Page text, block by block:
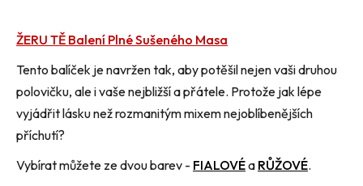
ŽERU TĚ Balení Plné Sušeného Masa
Tento balíček je navržen tak, aby potěšil nejen vaši druhou
polovičku, ale i vaše nejbližší a přátele. Protože jak lépe
vyjádřit lásku než rozmanitým mixem nejoblíbenějších
příchutí?
Vybírat můžete ze dvou barev - FIALOVÉa RŮŽOVÉ.